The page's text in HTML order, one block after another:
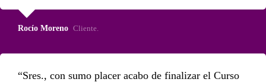
Rocío Moreno Cliente.
Sres., con sumo placer acabo de finalizar el Curso